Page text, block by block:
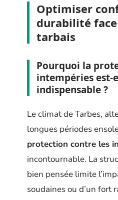
Optimiser
durabilité
tarbais
Pourquoi la
intempéries est-
indispensable ?
Le climat de Tarbes,
longues périodes
protection contre les
incontournable. La
bien pensée limite
soudaines ou d’un fort